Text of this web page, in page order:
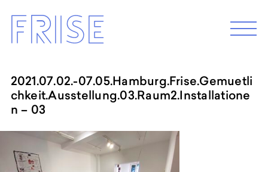
content
M
e
Frise
EXHIBITION 2026
Programm 2026
Archive
ABOUT
2021.07.02.-07.05.Hamburg.Frise.Gemuetli
chkeit.Ausstellung.03.Raum2.Installatione
n – 03